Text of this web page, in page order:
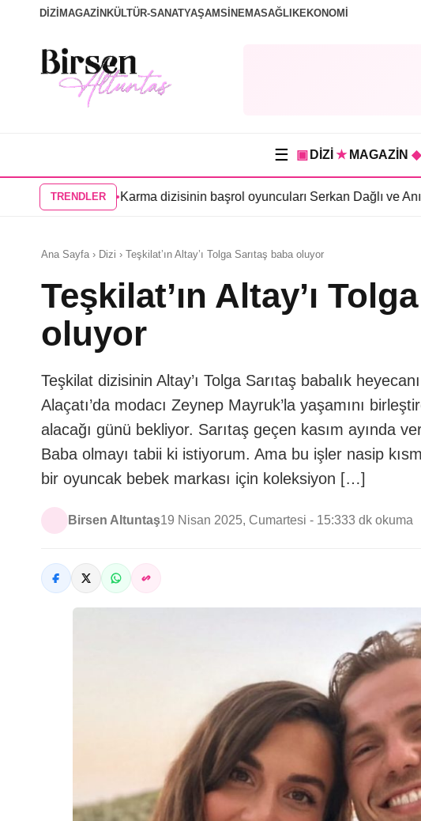
DİZİ MAGAZİN KÜLTÜR-SANATYAŞAMSİNEMASAĞLIKEKONOMİ
☰ ▣ DİZİ ★ MAGAZİN ◆
TRENDLER
oyuncu•Karma dizisinin başrol oyuncuları Serkan Dağlı ve Anıl Çelik’ten
Ana Sayfa › Dizi › Teşkilat’ın Altay’ı Tolga Sarıtaş baba oluyor
Teşkilat’ın Altay’ı
oluyor
Teşkilat dizisinin Altay’ı Tolga Sarıtaş babalık
Alaçatı’da modacı Zeynep Mayruk’la yaşamını
alacağı günü bekliyor. Sarıtaş geçen kasım ayında
Baba olmayı tabii ki istiyorum. Ama bu işler nasip
bir oyuncak bebek markası için koleksiyon […]
Birsen Altuntaş19 Nisan 2025, Cumartesi - 15:333 dk okuma